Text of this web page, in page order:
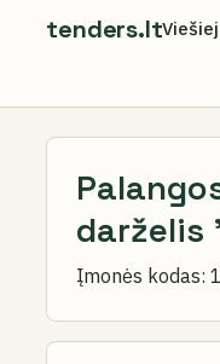
tenders.lt
darželis
Įmonės kodas: